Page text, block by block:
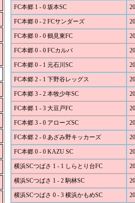
FC本郷 1 - 0 坂本SC
FC本郷 0 - 2 FCサンダーズ
FC本郷 0 - 0 鶴見東FC
FC本郷 0 - 0 FCカルパ
FC本郷 0 - 1 元石川SC
FC本郷 2 - 1 下野谷レッグス
FC本郷 3 - 2 本牧少年SC
FC本郷 1 - 3 大豆戸FC
FC本郷 3 - 0 アローズSC
FC本郷 2 - 0 あざみ野キッカーズ
FC本郷 0 - 0 KAZU SC
横浜SCつばさ 1 - 1 しらとり台FC
横浜SCつばさ 1 - 2 駒林SC
横浜SCつばさ 0 - 3 横浜かもめSC